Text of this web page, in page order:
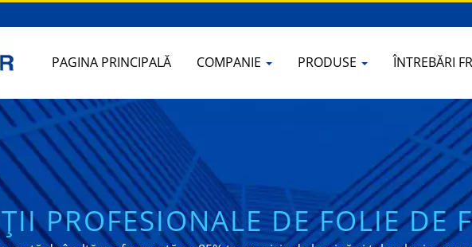
PAGINA PRINCIPALĂ COMPANIE PRODUSE ÎNTREBĂRI
PROFESIONALE DE FOLIE DE